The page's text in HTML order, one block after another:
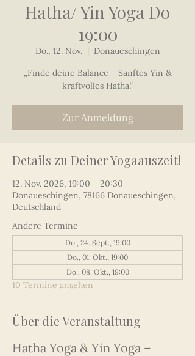
Hatha/ Yin Yoga Do
19:00
Do., 12. Nov.
  |
Donaueschingen
„Finde deine Balance – Sanftes Yin &
kraftvolles Hatha.“
Zur Anmeldung
Details zu Deiner Yogaauszeit!
12. Nov. 2026, 19:00 – 20:30
Donaueschingen, 78166 Donaueschingen,
Deutschland
Andere Termine
Do., 24. Sept., 19:00
Do., 01. Okt., 19:00
Do., 08. Okt., 19:00
10 Termine ansehen
Über die Veranstaltung
Hatha Yoga & Yin Yoga –